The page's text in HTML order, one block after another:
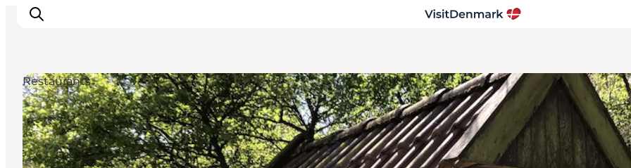
Inspiration
Regionen
Erlebnisse
Restaurants